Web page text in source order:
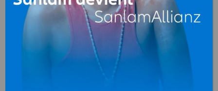
pièces détachées)
Automobiles